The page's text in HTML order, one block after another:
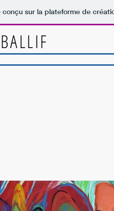
conçu sur la plateforme de